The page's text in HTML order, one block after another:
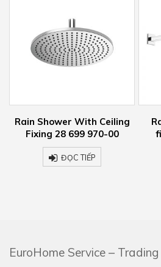
With Ceiling
28 699 970-00
ĐỌC TIẾP
Rain
fixing 28
EuroHome Service –